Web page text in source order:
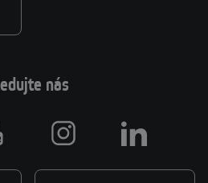
nás
Instagram LinkedIn